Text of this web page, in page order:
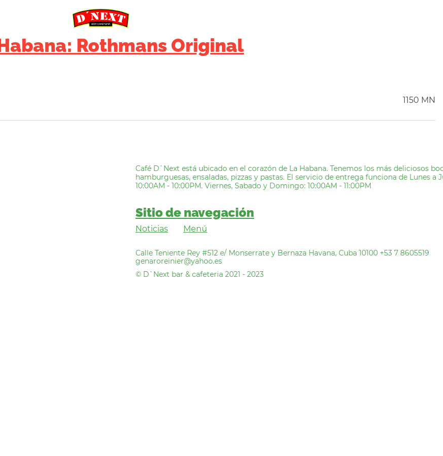
Rothmans Original
1150 MN
Café D`Next está ubicado en el corazón de La Habana. Tenemos los más deliciosos
hamburguesas, ensaladas, pizzas y pastas. El servicio de entrega funciona de Lunes a
10:00AM - 10:00PM. Viernes, Sabado y Domingo: 10:00AM - 11:00PM
Sitio de navegación
Noticias Menú
Calle Teniente Rey #512 e/ Monserrate y Bernaza Havana, Cuba 10100 +53 7 8605519
genaroreinier@yahoo.es
© D`Next bar & cafeteria 2021 - 2023